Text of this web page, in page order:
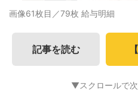
画像61枚目／79枚 給与明細
記事を読む
▼スクロールで